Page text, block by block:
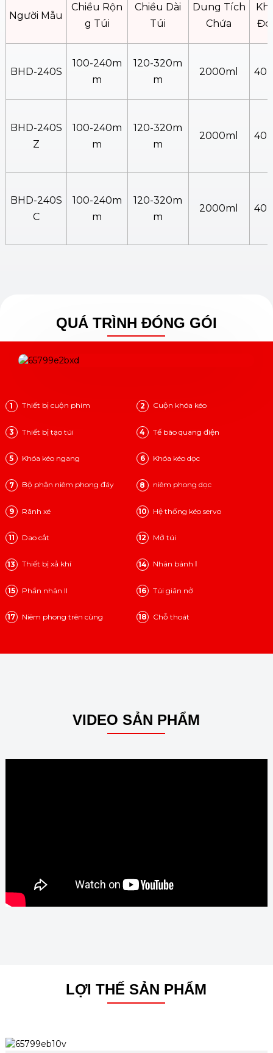
Người Mẫu
Chiều Rộn
G Túi
Chiều Dài
Túi
Dung Tích
Chứa
BHD-240S
100-240m
M
120-320m
M
2000ml 40-
BHD-240S
Z
100-240m
M
120-320m
M
2000ml 40-
BHD-240S
C
100-240m
M
120-320m
M
2000ml 40-
QUÁ TRÌNH ĐÓNG GÓI
1 Thiết bị cuộn phim 2 Cuộn khóa kéo
3 Thiết bị tạo túi 4 Tế bào quang điện
5 Khóa kéo ngang 6 Khóa kéo dọc
7 Bộ phận niêm phong đáy 8 niêm phong dọc
9 Rãnh xé 10 Hệ thống kéo servo
11 Dao cắt 12 Mở túi
13 Thiết bị xả khí 14 Nhân bánh Ⅰ
15 Phần nhân II 16 Túi giãn nở
17 Niêm phong trên cùng 18 Chỗ thoát
VIDEO SẢN PHẨM
LỢI THẾ SẢN PHẨM